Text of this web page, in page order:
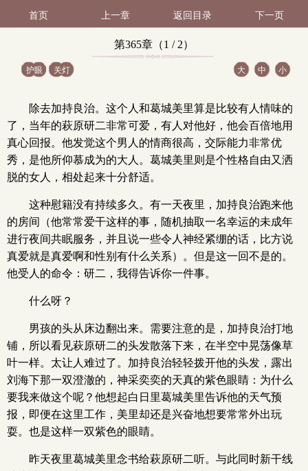
首页 上一章 返回目录 下一页
第365章（1 / 2）
护眼 关灯 大 中 小
除去加持良治。这个人和葛城美里算是比较有人情味的
了，当年的萩原研二非常可爱，有人对他好，他会百倍地用
真心回报。他发觉这个男人的情商很高，交际能力非常优
秀，是他所仰慕成为的大人。葛城美里则是个性格自由又洒
脱的女人，相处起来十分舒适。
这种慰籍没有持续多久。有一天夜里，加持良治跑来他
的房间（他常常爱干这样的事，随机抽取一名幸运的未成年
进行夜间共眠服务，并且说一些令人神经紧绷的话，比方说
真爱就是真爱啊和性别有什么关系）。但是这一回不是的。
他受人的命令：研二，我得告诉你一件事。
什么呀？
男孩的头从床边翻出来。需要注意的是，加持良治打地
铺，所以看见萩原研二的头发散落下来，在半空中晃荡像草
叶一样。太让人难过了。加持良治轻轻拨开他的头发，露出
刘海下那一双澄澈的，神采奕奕的天真的紫色眼睛：为什么
要我来做这个呢？他想起白日里葛城美里告诉他的天气预
报，即便在这里工作，美里却还是兴奋地想要常常外出玩
耍。也是这样一双紫色的眼睛。
昨天夜里葛城美里念书给萩原研二听。与此同时新干线